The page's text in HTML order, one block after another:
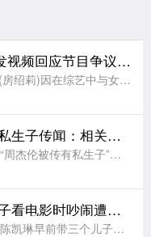
脱口秀演员“房主任”发视频回应节目争议：没有逃避和表演，是真心在节目中求解决方法，请求大家别骂自己女儿
近期，脱口秀演员房主任(房绍莉)因在综艺中与女儿相处时的言行引发争议。8月6日，@临沂房主任 发文回应节目表现，她表示：网友的讨论我都看到了，感谢大家对我们母女的关注，后面节目还会播出更多真实的场面，
周杰伦经纪公司回应私生子传闻：相关网络传闻均属不实信息，纯属恶意造谣
8月5日，“周杰伦 刘若雪”“周杰伦被传有私生子”等相关话题引发广泛关注。8月6日，周杰伦经纪公司杰威尔音乐发布声明：近日，网络上出现关于影射本公司艺人周杰伦的不实报道，引发公众误解。对此，本公司严正
女演员陈凯琳回应儿子看电影时吵闹遭人淋奶油：已经报警备案
据港媒，34岁香港女演员陈凯琳早前带三个儿子看电影时遭网友发文投诉称，三个小孩一直说话打闹，影响其他观众。还有网友爆料说其二儿子不小心踢到前排观众座椅，散场时该观众向陈凯琳儿子头上疑似淋奶油。陈凯琳出